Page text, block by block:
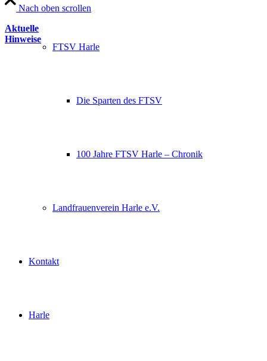
FTSV Harle
Die Sparten des FTSV
100 Jahre FTSV Harle – Chronik
Landfrauenverein Harle e.V.
Kontakt
Harle
Nach oben scrollen
Aktuelle
Hinweise